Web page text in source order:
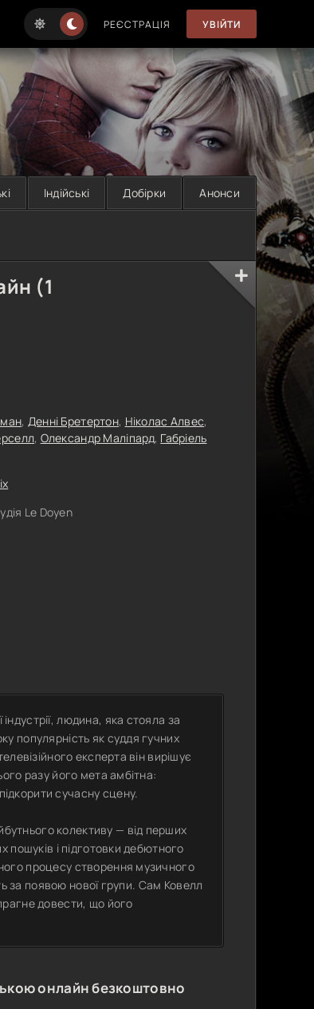
РЕЄСТРАЦІЯ УВІЙТИ
Індійські Добірки Анонси
(1
, Денні Бретертон, Ніколас Алвес,
, Олександр Маліпард, Габріель
Le Doyen
людина, яка стояла за
популярність як суддя гучних
експерта він вирішує
разу його мета амбітна:
сучасну сцену.
колективу — від перших
пошуків і підготовки дебютного
процесу створення музичного
за появою нової групи. Сам Ковелл
довести, що його
онлайн безкоштовно